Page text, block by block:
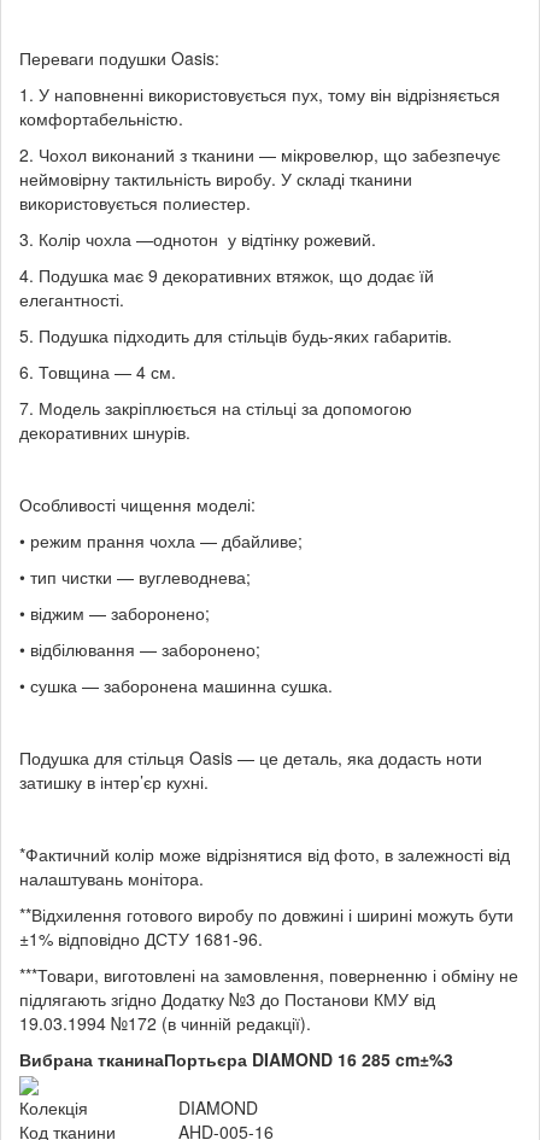
Переваги подушки Oasis:
1. У наповненні використовується пух, тому він відрізняється
комфортабельністю.
2. Чохол виконаний з тканини — мікровелюр, що забезпечує
неймовірну тактильність виробу. У складі тканини
використовується полиестер.
3. Колір чохла —однотон у відтінку рожевий.
4. Подушка має 9 декоративних втяжок, що додає їй
елегантності.
5. Подушка підходить для стільців будь-яких габаритів.
6. Товщина — 4 см.
7. Модель закріплюється на стільці за допомогою
декоративних шнурів.
Особливості чищення моделі:
• режим прання чохла — дбайливе;
• тип чистки — вуглеводнева;
• віджим — заборонено;
• відбілювання — заборонено;
• сушка — заборонена машинна сушка.
Подушка для стільця Oasis — це деталь, яка додасть ноти
затишку в інтер’єр кухні.
*Фактичний колір може відрізнятися від фото, в залежності від
налаштувань монітора.
**Відхилення готового виробу по довжині і ширині можуть бути
±1% відповідно ДСТУ 1681-96.
***Товари, виготовлені на замовлення, поверненню і обміну не
підлягають згідно Додатку №3 до Постанови КМУ від
19.03.1994 №172 (в чинній редакції).
Вибрана тканинаПортьєра DIAMOND 16 285 cm±%3
Колекція
DIAMOND
Код тканини
AHD-005-16